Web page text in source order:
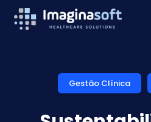
Gestão Clínica